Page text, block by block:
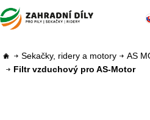
Sekačky, ridery a motory AS
Filtr vzduchový pro AS-Motor